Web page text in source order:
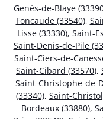
Genès-de-Blaye
Foncaude (33540),
Lisse (33330), Saint-
Saint-Denis-de-Pile
Saint-Ciers-de-
Saint-Cibard (33570),
Saint-Christophe-de-
(33340), Saint-
Bordeaux (33880),